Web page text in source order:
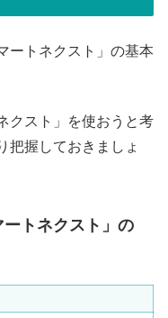
ートネクスト」の基本
クスト」を使おうと考
把握しておきましょ
トネクスト」の